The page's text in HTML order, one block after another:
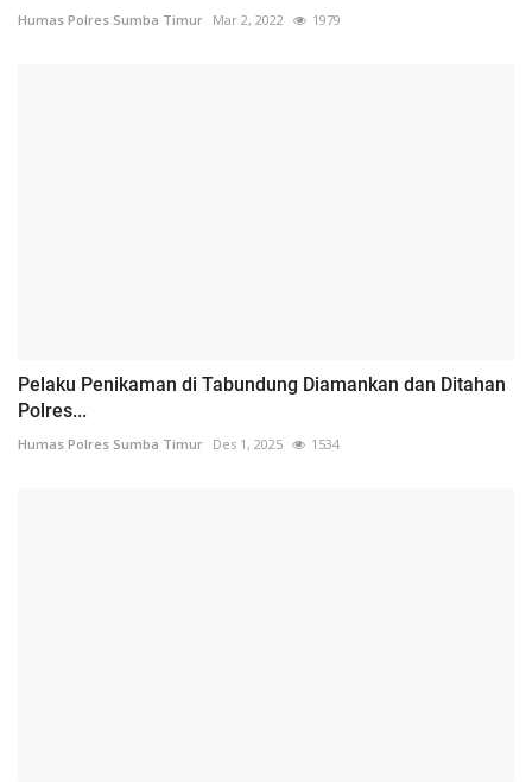
Humas Polres Sumba Timur Mar 2, 2022 1979
Pelaku Penikaman di Tabundung Diamankan dan Ditahan
Polres...
Humas Polres Sumba Timur Des 1, 2025 1534